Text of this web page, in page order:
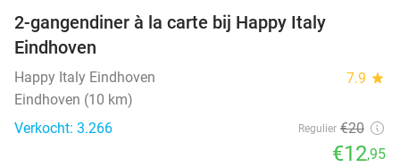
2-gangendiner à la carte bij Happy Italy
Eindhoven
Happy Italy Eindhoven 7.9 star
Eindhoven (10 km)
Verkocht: 3.266
Regulier €20
€12,95